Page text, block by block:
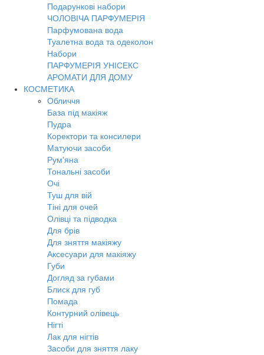
Подарункові набори
ЧОЛОВІЧА ПАРФУМЕРІЯ
Парфумована вода
Туалетна вода та одеколон
Набори
ПАРФУМЕРІЯ УНІСЕКС
АРОМАТИ ДЛЯ ДОМУ
КОСМЕТИКА
Обличчя
База під макіяж
Пудра
Коректори та консилери
Матуючи засоби
Рум'яна
Тональні засоби
Очі
Туш для вій
Тіні для очей
Олівці та підводка
Для брів
Для зняття макіяжу
Аксесуари для макіяжу
Губи
Догляд за губами
Блиск для губ
Помада
Контурний олівець
Нігті
Лак для нігтів
Засоби для зняття лаку